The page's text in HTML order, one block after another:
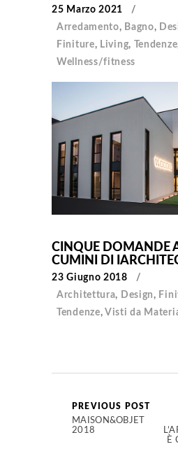
25 Marzo 2021
Arredamento, Bagno,
Finiture, Living, Tendenze
Wellness/fitness
CINQUE DOMANDE
CUMINI DI
23 Giugno 2018
Architettura, Design,
Tendenze,Visti da
PREVIOUS POST
MAISON&OBJET
2018
È